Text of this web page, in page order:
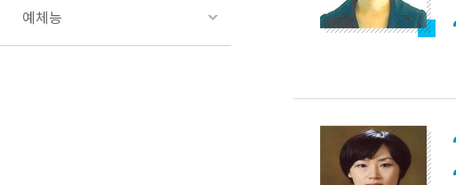
예체능